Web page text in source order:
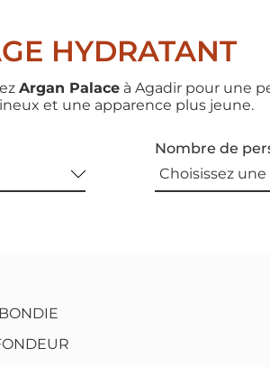
HYDRATANT
Argan Palace à Agadir pour une
et une apparence plus jeune.
Nombre de